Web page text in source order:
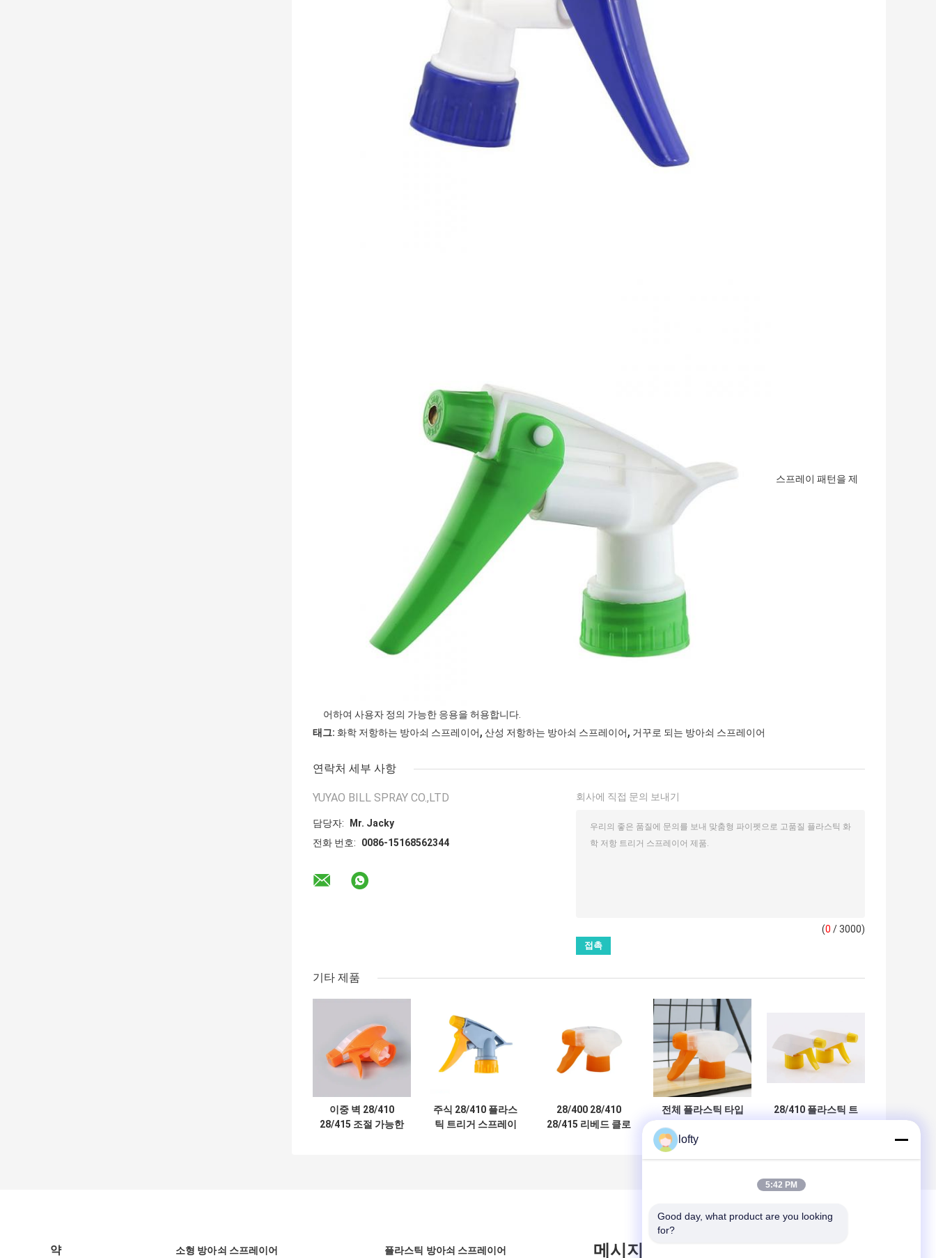
스프레이 패턴을 제
어하여 사용자 정의 가능한 응용을 허용합니다.
태그: 화학 저항하는 방아쇠 스프레이어, 산성 저항하는 방아쇠 스프레이어, 거꾸로 되는 방아쇠 스프레이어
연락처 세부 사항
YUYAO BILL SPRAY CO.,LTD
담당자:
Mr. Jacky
전화 번호:
0086-15168562344
회사에 직접 문의 보내기
(0 / 3000)
기타 제품
이중 벽 28/410
28/415 조절 가능한
주식 28/410 플라스
틱 트리거 스프레이
28/400 28/410
28/415 리베드 클로
전체 플라스틱 타입
28/415 트리거 분무
28/410 플라스틱 트
약 소형 방아쇠 스프레이어 플라스틱 방아쇠 스프레이어 메시지를 남겨주세요
lofty
5:42 PM
Good day, what product are you looking
for?